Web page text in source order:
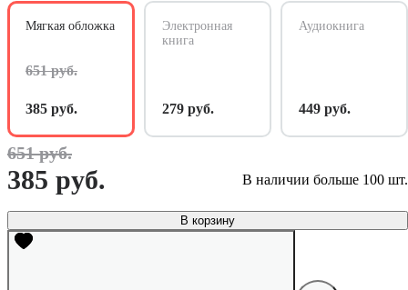
Мягкая обложка
651 руб.
385 руб.
Электронная
книга
279 руб.
Аудиокнига
449 руб.
651 руб.
385 руб. В наличии больше 100 шт.
В корзину